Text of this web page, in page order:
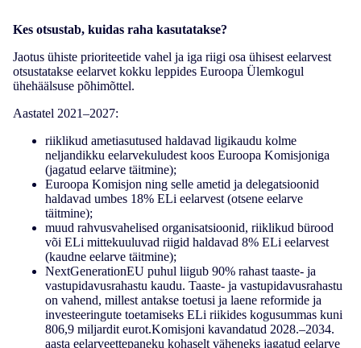
Kes otsustab, kuidas raha kasutatakse?
Jaotus ühiste prioriteetide vahel ja iga riigi osa ühisest eelarvest
otsustatakse eelarvet kokku leppides Euroopa Ülemkogul
ühehäälsuse põhimõttel.
Aastatel 2021–2027:
riiklikud ametiasutused haldavad ligikaudu kolme
neljandikku eelarvekuludest koos Euroopa Komisjoniga
(jagatud eelarve täitmine);
Euroopa Komisjon ning selle ametid ja delegatsioonid
haldavad umbes 18% ELi eelarvest (otsene eelarve
täitmine);
muud rahvusvahelised organisatsioonid, riiklikud bürood
või ELi mittekuuluvad riigid haldavad 8% ELi eelarvest
(kaudne eelarve täitmine);
NextGenerationEU puhul liigub 90% rahast taaste- ja
vastupidavusrahastu kaudu. Taaste- ja vastupidavusrahastu
on vahend, millest antakse toetusi ja laene reformide ja
investeeringute toetamiseks ELi riikides kogusummas kuni
806,9 miljardit eurot.Komisjoni kavandatud 2028.–2034.
aasta eelarveettepaneku kohaselt väheneks jagatud eelarve